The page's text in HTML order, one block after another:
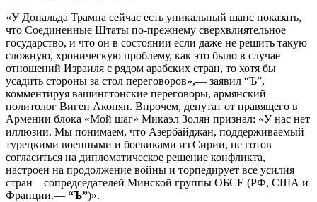
«У Дональда Трампа сейчас есть уникальный шанс показать,
что Соединенные Штаты по-прежнему сверхвлиятельное
государство, и что он в состоянии если даже не решить такую
сложную, хроническую проблему, как это было в случае
отношений Израиля с рядом арабских стран, то хотя бы
усадить стороны за стол переговоров»,— заявил “Ъ”,
комментируя вашингтонские переговоры, армянский
политолог Виген Акопян. Впрочем, депутат от правящего в
Армении блока «Мой шаг» Микаэл Золян признал: «У нас нет
иллюзии. Мы понимаем, что Азербайджан, поддерживаемый
турецкими военными и боевиками из Сирии, не готов
согласиться на дипломатическое решение конфликта,
настроен на продолжение войны и торпедирует все усилия
стран—сопредседателей Минской группы ОБСЕ (РФ, США и
Франции.— “Ъ”)».